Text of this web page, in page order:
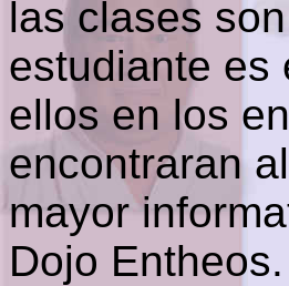
las clases
estudiante es
ellos en los
encontraran
mayor
Dojo Entheos.